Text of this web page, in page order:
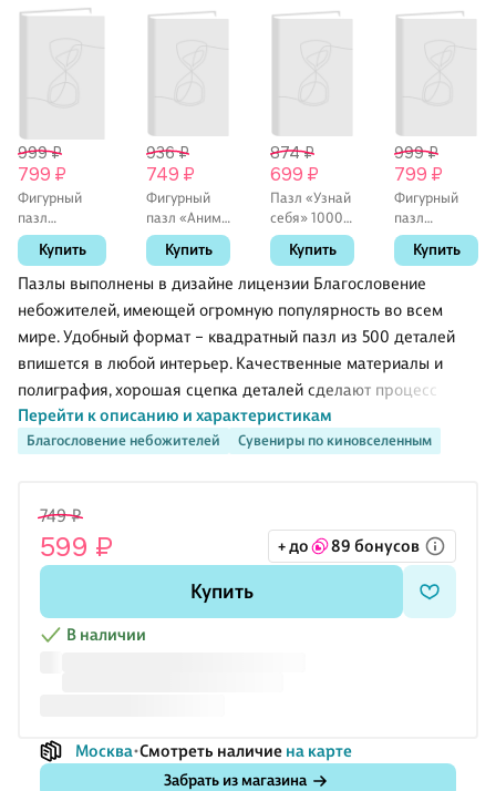
Благословение небожителей Сувениры по киновселенным
Пазлы выполнены в дизайне лицензии Благословение
небожителей, имеющей огромную популярность во всем
мире. Удобный формат – квадратный пазл из 500 деталей
впишется в любой интерьер. Качественные материалы и
полиграфия, хорошая сцепка деталей сделают процесс
сборки увлекательным и приятным.
Пазл 500 элементов. Комплектность: пазл (475х475).
Перейти к описанию и характеристикам
999 ₽
799 ₽
Фигурный
пазл
«Благословение
небожителей
Се Лянь и хуа
цветение
сакуры» 155
элементов,
Купить
936 ₽
749 ₽
Фигурный
пазл «Аниме
Кролики Инь
и Ян»,
дерево, Art
Купить
874 ₽
699 ₽
Пазл «Узнай
себя» 1000
элементов,
HatberКупить
999 ₽
799 ₽
Фигурный
пазл
небожителей
хуа Чен» 75
дерево
Купить
749 ₽
599 ₽ + до 89 бонусов
Купить
В наличии
Москва Смотреть наличие на карте
Забрать из магазина